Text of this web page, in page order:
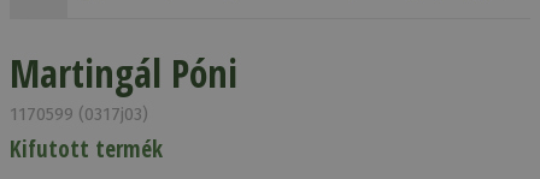
Martingál Póni
1170599 (0317j03)
Kifutott termék